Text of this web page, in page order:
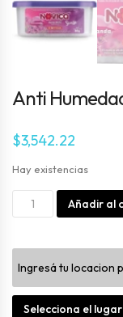
Anti
$3,542.22
Hay existencias
Lavanda
80gr
cantidad
Añadir al
Ingresá tu locacion
Selecciona el